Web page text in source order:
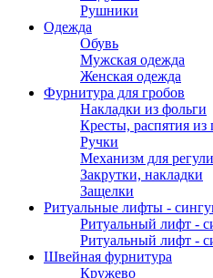
Рушники
Одежда
Обувь
Мужская одежда
Женская одежда
Фурнитура для гробов
Накладки из фольги
Кресты, распятия из
Ручки
Механизм для
Закрутки, накладки
Защелки
Ритуальные лифты -
Ритуальный лифт -
Ритуальный лифт -
Швейная фурнитура
Кружево